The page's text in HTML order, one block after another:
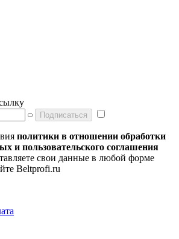
Подписаться
политики в отношении обработки
и пользовательского соглашения
свои данные в любой форме
Beltprofi.ru